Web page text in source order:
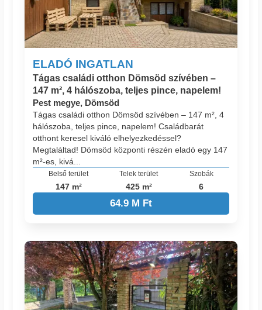
ELADÓ INGATLAN
Tágas családi otthon Dömsöd szívében –
147 m², 4 hálószoba, teljes pince, napelem!
Pest megye, Dömsöd
Tágas családi otthon Dömsöd szívében – 147 m², 4
hálószoba, teljes pince, napelem! Családbarát
otthont keresel kiváló elhelyezkedéssel?
Megtaláltad! Dömsöd központi részén eladó egy 147
m²-es, kivá...
Belső terület
147 m²
Telek terület
425 m²
Szobák
6
64.9 M Ft